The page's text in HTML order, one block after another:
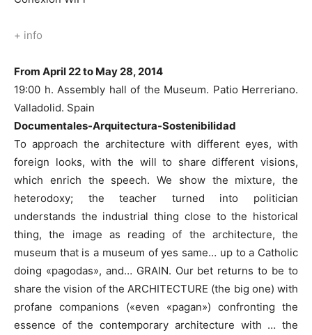
+ info
From April 22 to May 28, 2014
19:00 h. Assembly hall of the Museum. Patio Herreriano.
Valladolid. Spain
Documentales-Arquitectura-Sostenibilidad
To approach the architecture with different eyes, with
foreign looks, with the will to share different visions,
which enrich the speech. We show the mixture, the
heterodoxy; the teacher turned into politician
understands the industrial thing close to the historical
thing, the image as reading of the architecture, the
museum that is a museum of yes same… up to a Catholic
doing «pagodas», and… GRAIN. Our bet returns to be to
share the vision of the ARCHITECTURE (the big one) with
profane companions («even «pagan») confronting the
essence of the contemporary architecture with … the